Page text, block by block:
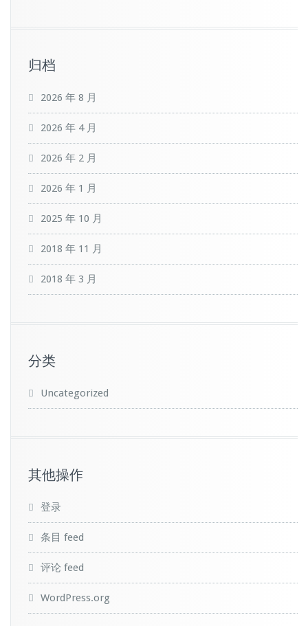
归档
2026 年 8 月
2026 年 4 月
2026 年 2 月
2026 年 1 月
2025 年 10 月
2018 年 11 月
2018 年 3 月
分类
Uncategorized
其他操作
登录
条目 feed
评论 feed
WordPress.org